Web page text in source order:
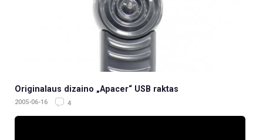
Originalaus dizaino „Apacer“ USB raktas
2005-06-16 4